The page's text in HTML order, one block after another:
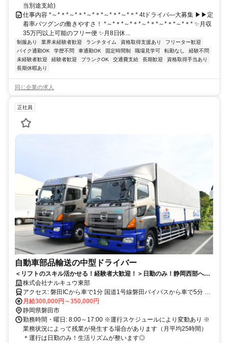
当別途支給)
仕事内容 *～*＊*～*＊*～*＊*～*＊*～*＊* 4tドライバ―大募集 ▶▶定
着率バツグンの働きやすさ！ *～*＊*～*＊*～*＊*～*＊*～*＊* ✨月収
35万円以上可能のフリー便 ✨月8日休...
制服あり 業界未経験者歓迎 ランチタイム 資格取得支援あり
フリーター歓迎
バイク通勤OK
学歴不問 車通勤OK 固定時間制 職場見学可 転勤なし
経験不問
未経験者歓迎
経験者歓迎 ブランクOK 交通費支給 長期歓迎
資格取得手当あり
長期休暇あり
同じ企業の求人
正社員
自動車部品輸送の中型ドライバー
＜リフトのスキル活かせる！経験者大歓迎！＞日勤のみ！静岡西部への
輸送／賞与年2回／時間外手当100％支給／家族手当・住宅手当あり
株式会社ナルキュウ東部
アクセス: 磐田ICから車で1分 国道1号線磐田バイパスから車で5分 磐
田駅から車で13分 御厨駅から車で13分 豊田町駅から車で15分
月給300,000円～350,000円
静岡県磐田市
勤務時間・曜日: 8:00～17:00 ※運行スケジュールにより変動あり ※
業務状況によって残業が発生する場合があります（月平均25時間）
＊運行は日勤のみ！生活リズムが整います◎